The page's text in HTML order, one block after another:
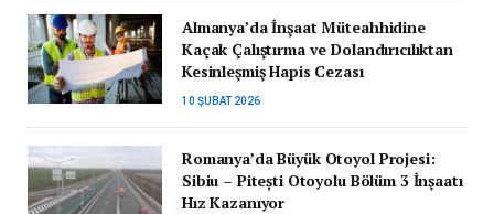
Almanya’da İnşaat Müteahhidine
Kaçak Çalıştırma ve Dolandırıcılıktan
Kesinleşmiş Hapis Cezası
10 ŞUBAT 2026
Romanya’da Büyük Otoyol Projesi:
Sibiu – Pitești Otoyolu Bölüm 3 İnşaatı
Hız Kazanıyor